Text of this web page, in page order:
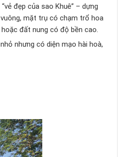
đẹp của sao Khuê” – dựng
mặt trụ có chạm trổ hoa
đất nung có độ bền cao.
nhưng có diện mạo hài hoà,